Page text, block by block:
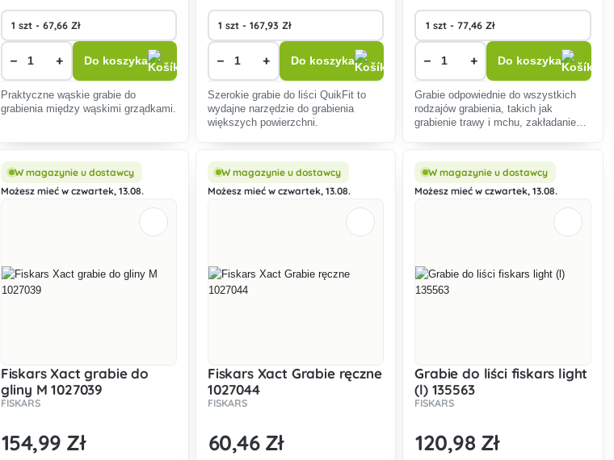
− + Do koszyka
Praktyczne wąskie grabie do
grabienia między wąskimi grządkami.
− + Do koszyka
Szerokie grabie do liści QuikFit to
wydajne narzędzie do grabienia
większych powierzchni.
− + Do koszyka
Grabie odpowiednie do wszystkich
rodzajów grabienia, takich jak
grabienie trawy i mchu, zakładanie
W magazynie u dostawcy
Możesz mieć w czwartek, 13.08.
Fiskars Xact grabie do
gliny M 1027039
FISKARS
154,99 Zł
W magazynie u dostawcy
Możesz mieć w czwartek, 13.08.
Fiskars Xact Grabie ręczne
1027044
FISKARS
60,46 Zł
W magazynie u dostawcy
Możesz mieć w czwartek, 13.08.
Grabie do liści fiskars light
(l) 135563
FISKARS
120,98 Zł